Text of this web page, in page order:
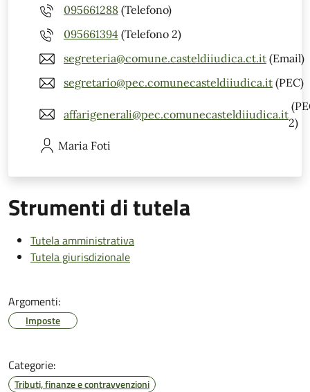
095661288 (Telefono)
095661394 (Telefono 2)
segreteria@comune.casteldiiudica.ct.it (Email)
segretario@pec.comunecasteldiiudica.it (PEC)
affarigenerali@pec.comunecasteldiiudica.it
2)
Maria Foti
Strumenti di tutela
Tutela amministrativa
Tutela giurisdizionale
Argomenti:
Imposte
Categorie:
Tributi, finanze e contravvenzioni